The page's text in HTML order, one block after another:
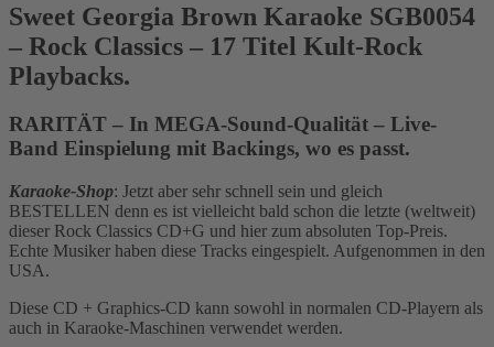
Sweet Georgia Brown Karaoke SGB0054
– Rock Classics – 17 Titel Kult-Rock
Playbacks.
RARITÄT – In MEGA-Sound-Qualität – Live-
Band Einspielung mit Backings, wo es passt.
Karaoke-Shop: Jetzt aber sehr schnell sein und gleich
BESTELLEN denn es ist vielleicht bald schon die letzte (weltweit)
dieser Rock Classics CD+G und hier zum absoluten Top-Preis.
Echte Musiker haben diese Tracks eingespielt. Aufgenommen in den
USA.
Diese CD + Graphics-CD kann sowohl in normalen CD-Playern als
auch in Karaoke-Maschinen verwendet werden.